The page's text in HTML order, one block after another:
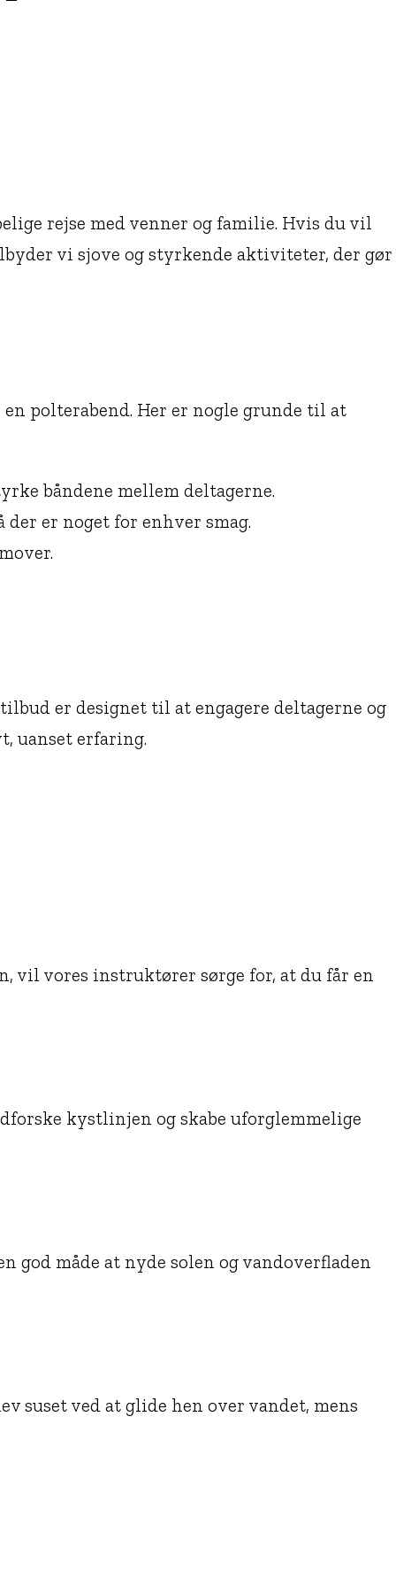
rejse med venner og familie. Hvis du vil
vi sjove og styrkende aktiviteter, der gør
polterabend. Her er nogle grunde til at
båndene mellem deltagerne.
er noget for enhver smag.
er designet til at engagere deltagerne og
uanset erfaring.
vil vores instruktører sørge for, at du får en
kystlinjen og skabe uforglemmelige
god måde at nyde solen og vandoverfladen
suset ved at glide hen over vandet, mens